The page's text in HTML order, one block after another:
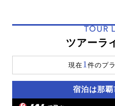
TOUR
ツアーラ
現在1 件のプ
宿泊は那